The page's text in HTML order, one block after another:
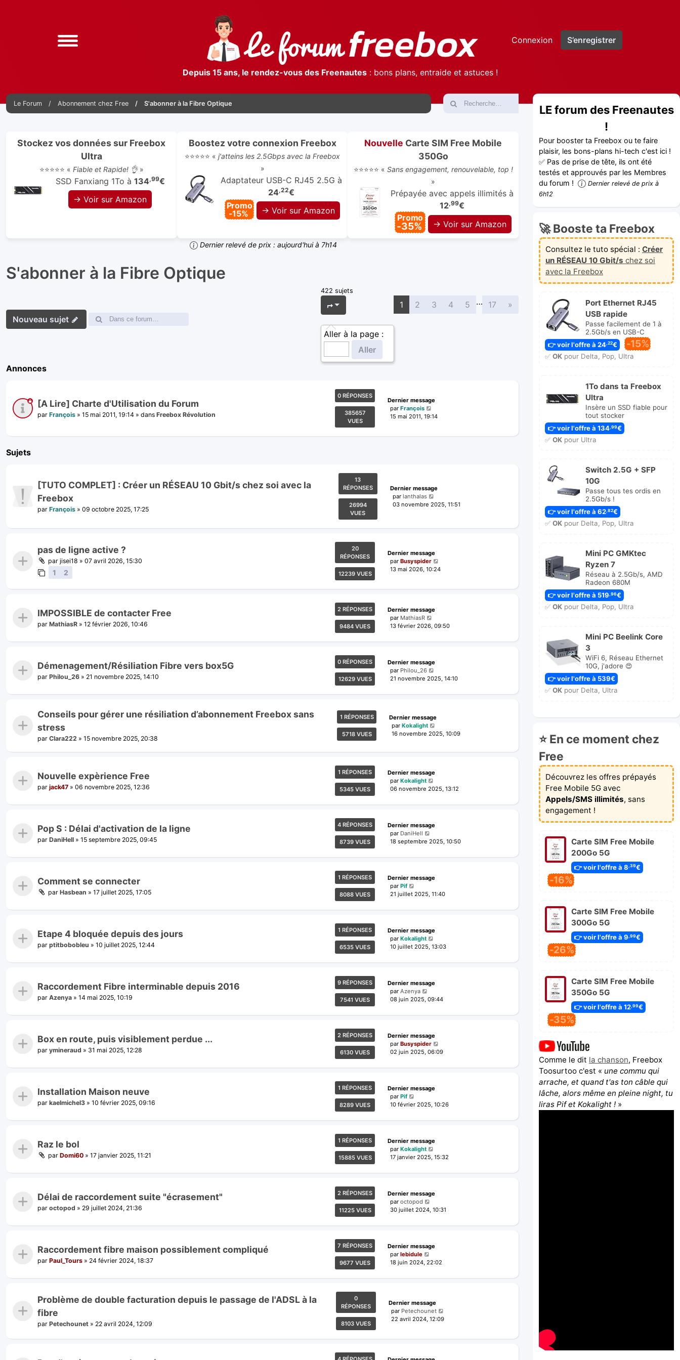
Connexion S’enregistrer
Depuis 15 ans, le rendez-vous des Freenautes: bons plans, entraide et astuces !
Le Forum Abonnement chez Free S'abonner à la Fibre Optique
Stockez vos données sur Freebox
Ultra
⭐⭐⭐⭐⭐ « Fiable et Rapide! 👌»
SSD Fanxiang 1To à 134,99€
→ Voir sur Amazon
Boostez votre connexion Freebox
⭐⭐⭐⭐⭐ « j'atteins les 2.5Gbps avec la Freebox
»
Adaptateur USB-C RJ45 2.5G à
24,22€
Promo
-15%
→ Voir sur Amazon
Nouvelle Carte SIM Free Mobile
350Go
⭐⭐⭐⭐⭐ « Sans engagement, renouvelable, top !
»
Prépayée avec appels illimités à
12,99€
Promo
-35% → Voir sur Amazon
Dernier relevé de prix : aujourd'hui à 7h14
S'abonner à la Fibre Optique
Nouveau sujet
422 sujets
Page
Aller à la page :
1 2 3 4 5 … 17 »
Annonces
[A Lire] Charte d'Utilisation du Forum
par François » 15 mai 2011, 19:14 » dans Freebox Révolution
0 RÉPONSES
385657
VUES
Dernier message
par François
15 mai 2011, 19:14
Sujets
[TUTO COMPLET] : Créer un RÉSEAU 10 Gbit/s chez soi avec la
Freebox
par François » 09 octobre 2025, 17:25
13
RÉPONSES
26994
VUES
Dernier message
parlanthalas
03 novembre 2025, 11:51
pas de ligne active ?
par jisei18 » 07 avril 2026, 15:30
1 2
20
RÉPONSES
12239 VUES
Dernier message
par Busyspider
13 mai 2026, 10:24
IMPOSSIBLE de contacter Free
par MathiasR » 12 février 2026, 10:46
2 RÉPONSES
9484 VUES
Dernier message
par MathiasR
13 février 2026, 09:50
Démenagement/Résiliation Fibre vers box5G
par Philou_26 » 21 novembre 2025, 14:10
0 RÉPONSES
12629 VUES
Dernier message
par Philou_26
21 novembre 2025, 14:10
Conseils pour gérer une résiliation d’abonnement Freebox sans
stress
par Clara222 » 15 novembre 2025, 20:38
1 RÉPONSES
5718 VUES
Dernier message
parKokalight
16 novembre 2025, 10:09
Nouvelle expèrience Free
par jack47 » 06 novembre 2025, 12:36
1 RÉPONSES
5345 VUES
Dernier message
par Kokalight
06 novembre 2025, 13:12
Pop S : Délai d'activation de la ligne
par DaniHell » 15 septembre 2025, 09:45
4 RÉPONSES
8739 VUES
Dernier message
par DaniHell
18 septembre 2025, 10:50
Comment se connecter
par Hasbean » 17 juillet 2025, 17:05
1 RÉPONSES
8088 VUES
Dernier message
par Pif
21 juillet 2025, 11:40
Etape 4 bloquée depuis des jours
par ptitbobobleu » 10 juillet 2025, 12:44
1 RÉPONSES
6535 VUES
Dernier message
par Kokalight
10 juillet 2025, 13:03
Raccordement Fibre interminable depuis 2016
par Azenya » 14 mai 2025, 10:19
9 RÉPONSES
7541 VUES
Dernier message
par Azenya
08 juin 2025, 09:44
Box en route, puis visiblement perdue ...
par ymineraud » 31 mai 2025, 12:28
2 RÉPONSES
6130 VUES
Dernier message
par Busyspider
02 juin 2025, 06:09
Installation Maison neuve
par kaelmichel3 » 10 février 2025, 09:16
1 RÉPONSES
8289 VUES
Dernier message
par Pif
10 février 2025, 10:26
Raz le bol
par Domi60 » 17 janvier 2025, 11:21
1 RÉPONSES
15885 VUES
Dernier message
par Kokalight
17 janvier 2025, 15:32
Délai de raccordement suite "écrasement"
par octopod » 29 juillet 2024, 21:36
2 RÉPONSES
11225 VUES
Dernier message
par octopod
30 juillet 2024, 10:31
Raccordement fibre maison possiblement compliqué
par Paul_Tours » 24 février 2024, 18:37
7 RÉPONSES
9677 VUES
Dernier message
par lebidule
18 juin 2024, 22:02
Problème de double facturation depuis le passage de l'ADSL à la
fibre
par Petechounet » 22 avril 2024, 12:09
0
RÉPONSES
8103 VUES
Dernier message
par Petechounet
22 avril 2024, 12:09
LE forum des Freenautes
!
Pour booster ta Freebox ou te faire
plaisir, les bons-plans hi-tech c'est ici !
✅ Pas de prise de tête, ils ont été
testés et approuvés par les Membres
du forum !
Dernier relevé de prix à
6h12
🚀 Booste ta Freebox
Consultez le tuto spécial : Créer
un RÉSEAU 10 Gbit/s chez soi
avec la Freebox
Port Ethernet RJ45
USB rapide
Passe facilement de 1 à
2.5Gb/s en USB-C
👉 voir l'offre à 24,22€ -15%
✅ OKpour Delta, Pop, Ultra
1To dans ta Freebox
Ultra
Insère un SSD fiable pour
tout stocker
👉 voir l'offre à 134 ,99€
✅ OKpour Ultra
Switch 2.5G + SFP
10G
Passe tous tes ordis en
2.5Gb/s !
👉 voir l'offre à 62,82€
✅ OKpour Delta, Pop, Ultra
Mini PC GMKtec
Ryzen 7
Réseau à 2.5Gb/s, AMD
Radeon 680M
👉 voir l'offre à 519,96€
✅ OKpour Delta, Pop, Ultra
Mini PC Beelink Core
3
WiFi 6, Réseau Ethernet
10G, j'adore 😍
👉 voir l'offre à 539€
✅ OKpour Delta, Ultra
⭐ En ce moment chez
Free
Découvrez les offres prépayés
Free Mobile 5G avec
Appels/SMS illimités, sans
engagement !
Carte SIM Free Mobile
200Go 5G
👉 voir l'offre à 8,39€
-16%
Carte SIM Free Mobile
300Go 5G
👉 voir l'offre à 9 ,99€
-26%
Carte SIM Free Mobile
350Go 5G
👉 voir l'offre à 12,99€
-35%
Comme le dit la chanson, Freebox
Toosurtoo c'est « une commu qui
arrache, et quand t'as ton câble qui
lâche, alors même en pleine night, tu
liras Pif et Kokalight ! »